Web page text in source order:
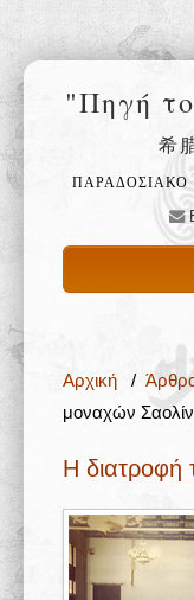
"Πηγή
希
Ο ναός
Εκπαίδευση
Σχολές 学校
Αρχική /
μοναχών Σαολίν
Η διατροφή